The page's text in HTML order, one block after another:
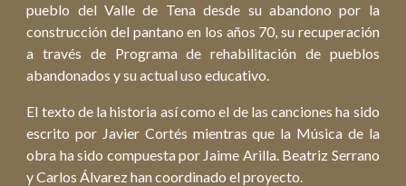
pueblo del Valle de Tena desde su abandono por la
construcción del pantano en los años 70, su recuperación
a través de Programa de rehabilitación de pueblos
abandonados y su actual uso educativo.
El texto de la historia así como el de las canciones ha sido
escrito por Javier Cortés mientras que la Música de la
obra ha sido compuesta por Jaime Arilla. Beatriz Serrano
y Carlos Álvarez han coordinado el proyecto.